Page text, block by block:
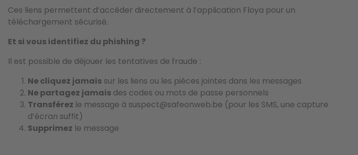
Ces liens permettent d’accéder directement à l’application Floya pour un
téléchargement sécurisé.
Et si vous identifiez du phishing ?
Il est possible de déjouer les tentatives de fraude :
Ne cliquez jamais sur les liens ou les pièces jointes dans les messages
Ne partagez jamais des codes ou mots de passe personnels
Transférez le message à suspect@safeonweb.be (pour les SMS, une capture
d’écran suffit)
Supprimez le message